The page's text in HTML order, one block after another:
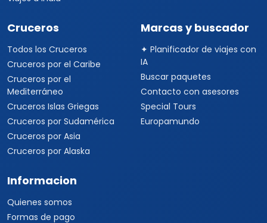
Cruceros
Todos los Cruceros
Cruceros por el Caribe
Cruceros por el
Mediterráneo
Cruceros Islas Griegas
Cruceros por Sudamérica
Cruceros por Asia
Cruceros por Alaska
Marcas y buscador
✦ Planificador de viajes con
IA
Buscar paquetes
Contacto con asesores
Special Tours
Europamundo
Informacion
Quienes somos
Formas de pago